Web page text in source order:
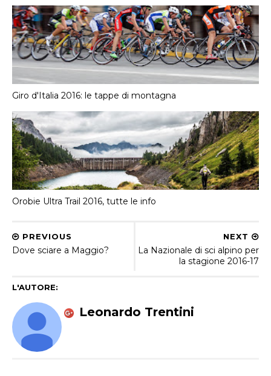
Giro d'Italia 2016: le tappe di montagna
Orobie Ultra Trail 2016, tutte le info
NEXT
La Nazionale di sci alpino per
la stagione 2016-17
PREVIOUS
Dove sciare a Maggio?
L'AUTORE:
Leonardo Trentini